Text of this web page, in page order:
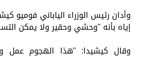
وأدان رئيس الوزراء الياباني فوميو
إياه بأنه "وحشي وحقير ولا يمكن
وقال كيشيدا: "هذا الهجوم